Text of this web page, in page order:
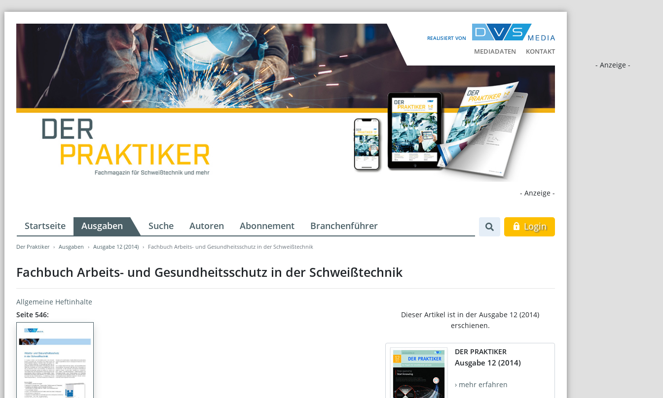
REALISIERT VON
MEDIADATEN KONTAKT
- Anzeige -
- Anzeige -
Startseite Ausgaben Suche Autoren Abonnement Branchenführer Login
Der Praktiker Ausgaben Ausgabe 12 (2014) Fachbuch Arbeits- und Gesundheitsschutz in der Schweißtechnik
Fachbuch Arbeits- und Gesundheitsschutz in der Schweißtechnik
Allgemeine Heftinhalte
Seite 546:
Dieser Artikel ist in der Ausgabe 12 (2014)
erschienen.
DER PRAKTIKER
Ausgabe 12 (2014)
› mehr erfahren